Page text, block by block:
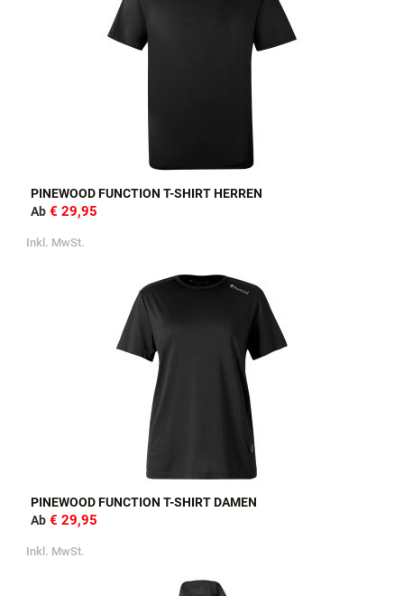
PINEWOOD FUNCTION T-SHIRT HERREN
Ab € 29,95
Inkl. MwSt.
PINEWOOD FUNCTION T-SHIRT DAMEN
Ab € 29,95
Inkl. MwSt.